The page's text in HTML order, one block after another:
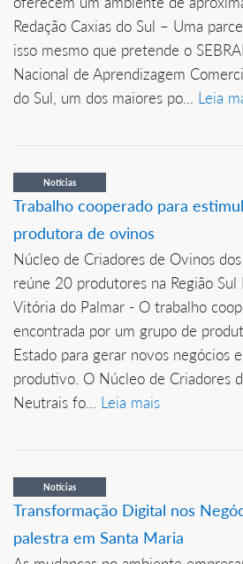
Redação Caxias do Sul – Uma
isso mesmo que pretende o
Nacional de Aprendizagem
do Sul, um dos maiores po... Leia
Notícias
Trabalho cooperado para
produtora de ovinos
Núcleo de Criadores de Ovinos
reúne 20 produtores na Região Sul
Vitória do Palmar - O trabalho
encontrada por um grupo de
Estado para gerar novos negócios
produtivo. O Núcleo de Criadores
Neutrais fo... Leia mais
Notícias
Transformação Digital nos
palestra em Santa Maria